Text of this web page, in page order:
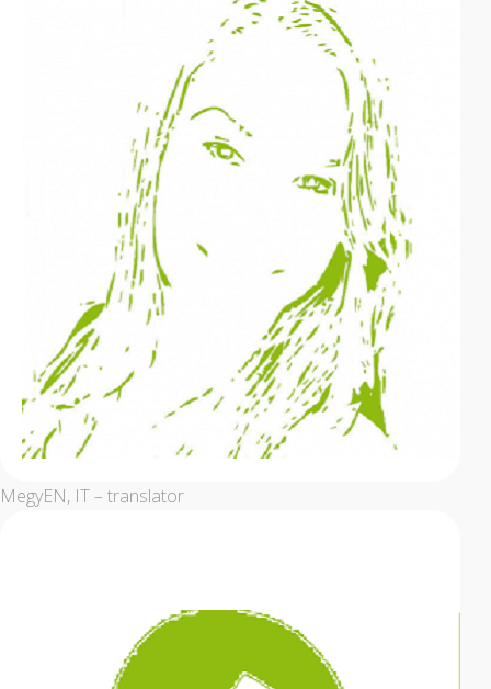
MegyEN, IT – translator